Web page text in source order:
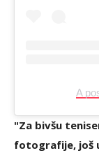
A
"Za bivšu
fotografije, još